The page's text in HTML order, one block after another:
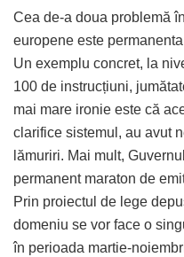
Cea de-a doua problemă
europene este
Un exemplu concret, la
100 de instrucțiuni,
mai mare ironie este că
clarifice sistemul, au avut
lămuriri. Mai mult,
permanent maraton de
Prin proiectul de lege
domeniu se vor face o
în perioada martie-